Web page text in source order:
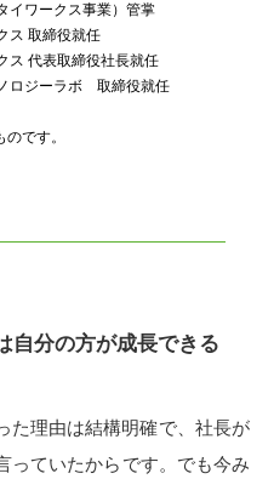
ワークス事業）管掌
ス 取締役就任
代表取締役社長就任
ロジーラボ 取締役就任
です。
自分の方が成長できる
た理由は結構明確で、社長が
っていたからです。でも今み